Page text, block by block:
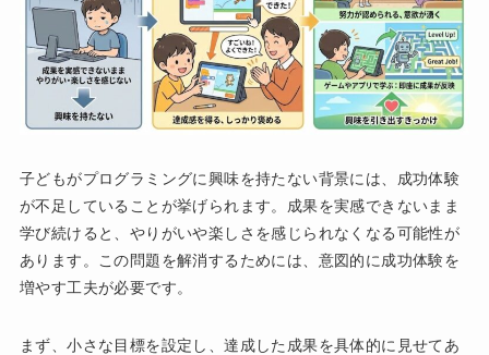
子どもがプログラミングに興味を持たない背景には、成功体験
が不足していることが挙げられます。成果を実感できないまま
学び続けると、やりがいや楽しさを感じられなくなる可能性が
あります。この問題を解消するためには、意図的に成功体験を
増やす工夫が必要です。
まず、小さな目標を設定し、達成した成果を具体的に見せてあ